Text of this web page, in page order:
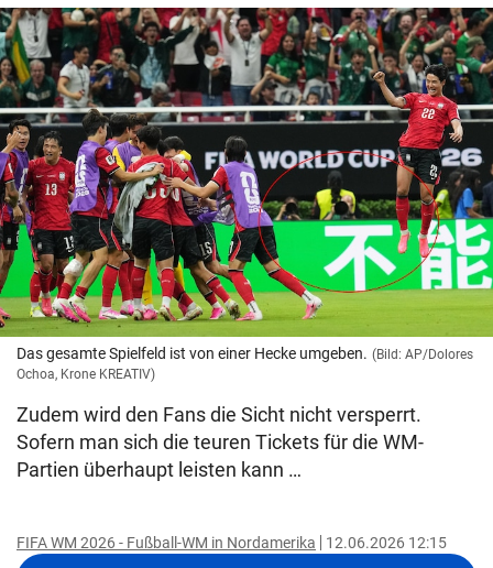
Das gesamte Spielfeld ist von einer Hecke umgeben. (Bild: AP/Dolores
Ochoa, Krone KREATIV)
Zudem wird den Fans die Sicht nicht versperrt.
Sofern man sich die teuren Tickets für die WM-
Partien überhaupt leisten kann …
FIFA WM 2026 - Fußball-WM in Nordamerika 12.06.2026 12:15